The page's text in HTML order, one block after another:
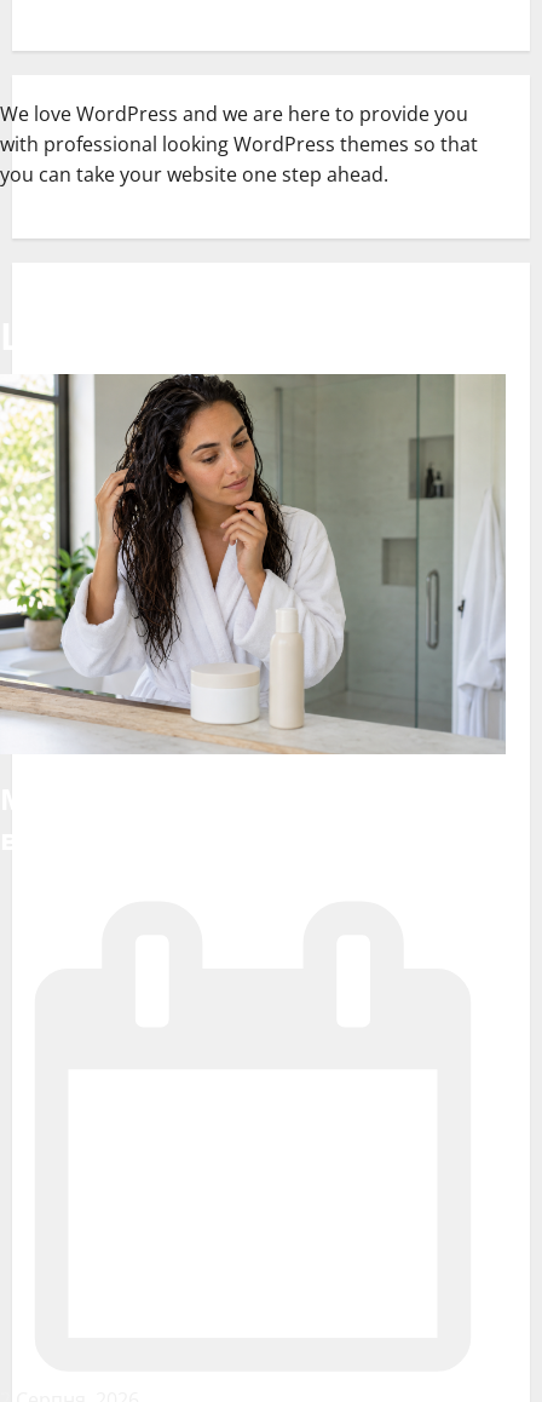
We love WordPress and we are here to provide you
with professional looking WordPress themes so that
you can take your website one step ahead.